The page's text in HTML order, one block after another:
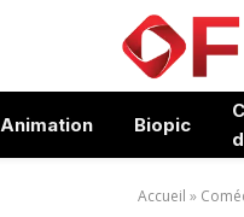
Animation Biopic
Accueil »